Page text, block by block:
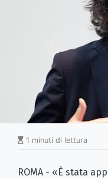
1 minuti di lettura
ROMA - «È stata